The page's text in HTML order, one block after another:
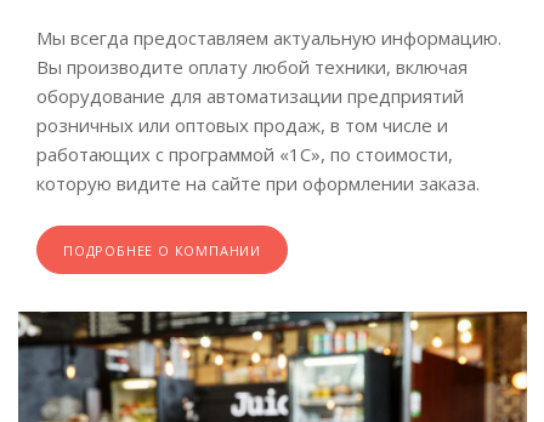
Мы всегда предоставляем актуальную информацию.
Вы производите оплату любой техники, включая
оборудование для автоматизации предприятий
розничных или оптовых продаж, в том числе и
работающих с программой «1С», по стоимости,
которую видите на сайте при оформлении заказа.
ПОДРОБНЕЕ О КОМПАНИИ